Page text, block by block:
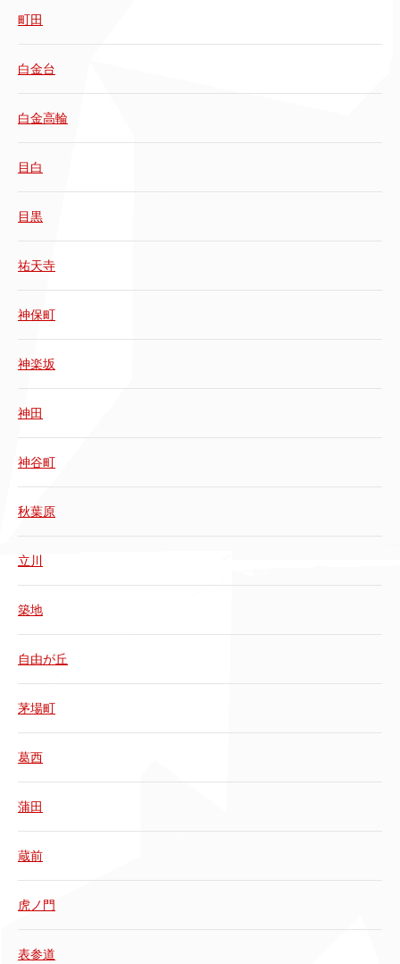
町田
白金台
白金高輪
目白
目黒
祐天寺
神保町
神楽坂
神田
神谷町
秋葉原
立川
築地
自由が丘
茅場町
葛西
蒲田
蔵前
虎ノ門
表参道